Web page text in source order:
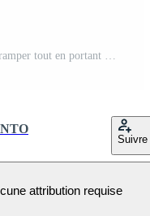
Suivre
attribution requise